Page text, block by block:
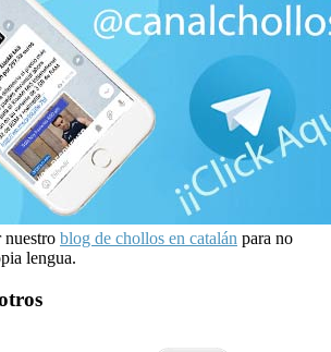
nuestro blog de chollos en catalán para no
lengua.